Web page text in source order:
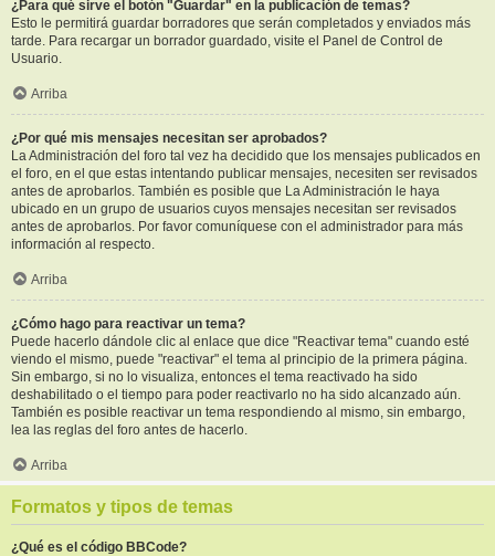
¿Para qué sirve el botón "Guardar" en la publicación de temas?
Esto le permitirá guardar borradores que serán completados y enviados más
tarde. Para recargar un borrador guardado, visite el Panel de Control de
Usuario.
Arriba
¿Por qué mis mensajes necesitan ser aprobados?
La Administración del foro tal vez ha decidido que los mensajes publicados en
el foro, en el que estas intentando publicar mensajes, necesiten ser revisados
antes de aprobarlos. También es posible que La Administración le haya
ubicado en un grupo de usuarios cuyos mensajes necesitan ser revisados
antes de aprobarlos. Por favor comuníquese con el administrador para más
información al respecto.
Arriba
¿Cómo hago para reactivar un tema?
Puede hacerlo dándole clic al enlace que dice "Reactivar tema" cuando esté
viendo el mismo, puede "reactivar" el tema al principio de la primera página.
Sin embargo, si no lo visualiza, entonces el tema reactivado ha sido
deshabilitado o el tiempo para poder reactivarlo no ha sido alcanzado aún.
También es posible reactivar un tema respondiendo al mismo, sin embargo,
lea las reglas del foro antes de hacerlo.
Arriba
Formatos y tipos de temas
¿Qué es el código BBCode?